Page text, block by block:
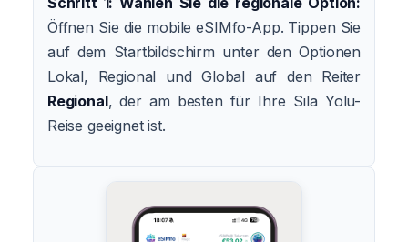
Öffnen Sie die mobile eSIMfo-App. Tippen Sie
auf dem Startbildschirm unter den Optionen
Lokal, Regional und Global auf den Reiter
Regional, der am besten für Ihre Sıla Yolu-
Reise geeignet ist.